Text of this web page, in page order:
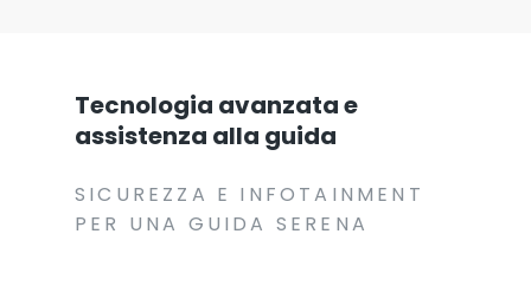
Tecnologia avanzata e
assistenza alla guida
SICUREZZA E INFOTAINMENT
PER UNA GUIDA SERENA